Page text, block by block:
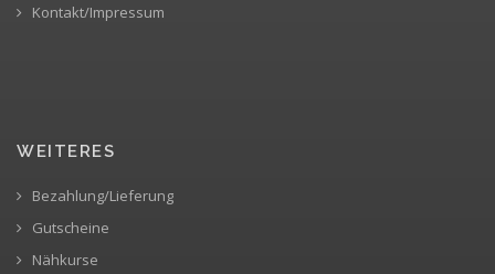
Kontakt/Impressum
WEITERES
Bezahlung/Lieferung
Gutscheine
Nähkurse